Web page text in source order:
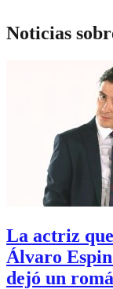
Noticias
La actriz
Álvaro
dejó un